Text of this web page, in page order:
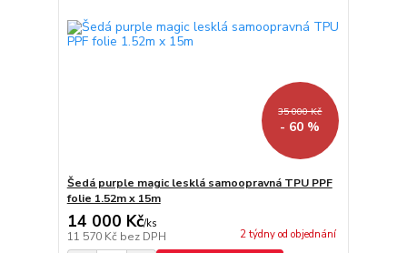
35 000 Kč
- 60 %
Šedá purple magic lesklá samoopravná TPU PPF
folie 1.52m x 15m
14 000 Kč/ks
11 570 Kč bez DPH 2 týdny od objednání